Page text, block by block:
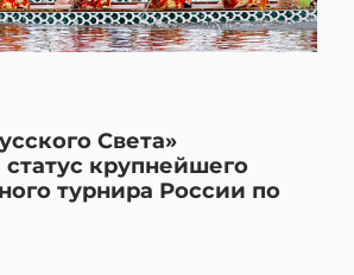
Света»
крупнейшего
турнира России по